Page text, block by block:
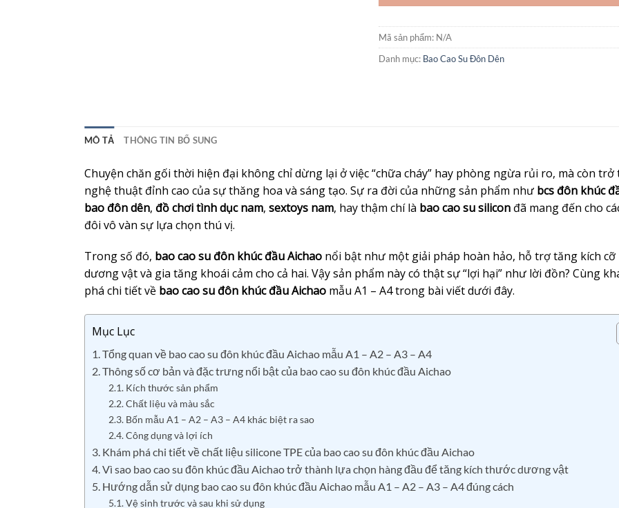
Mã sản phẩm: N/A
Danh mục: Bao Cao Su Đôn Dên
MÔ TẢ THÔNG TIN BỔ SUNG
Chuyện chăn gối thời hiện đại không chỉ dừng lại ở việc “chữa cháy” hay phòng ngừa rủi ro, mà còn trở
nghệ thuật đỉnh cao của sự thăng hoa và sáng tạo. Sự ra đời của những sản phẩm như bcs đôn khúc
bao đôn dên, đồ chơi tình dục nam, sextoys nam, hay thậm chí là bao cao su silicon đã mang đến cho
đôi vô vàn sự lựa chọn thú vị.
Trong số đó, bao cao su đôn khúc đầu Aichao nổi bật như một giải pháp hoàn hảo, hỗ trợ tăng kích cỡ
dương vật và gia tăng khoái cảm cho cả hai. Vậy sản phẩm này có thật sự “lợi hại” như lời đồn? Cùng
phá chi tiết về bao cao su đôn khúc đầu Aichao mẫu A1 – A4 trong bài viết dưới đây.
Mục Lục
1. Tổng quan về bao cao su đôn khúc đầu Aichao mẫu A1 – A2 – A3 – A4
2. Thông số cơ bản và đặc trưng nổi bật của bao cao su đôn khúc đầu Aichao
2.1. Kích thước sản phẩm
2.2. Chất liệu và màu sắc
2.3. Bốn mẫu A1 – A2 – A3 – A4 khác biệt ra sao
2.4. Công dụng và lợi ích
3. Khám phá chi tiết về chất liệu silicone TPE của bao cao su đôn khúc đầu Aichao
4. Vì sao bao cao su đôn khúc đầu Aichao trở thành lựa chọn hàng đầu để tăng kích thước dương vật
5. Hướng dẫn sử dụng bao cao su đôn khúc đầu Aichao mẫu A1 – A2 – A3 – A4 đúng cách
5.1. Vệ sinh trước và sau khi sử dụng